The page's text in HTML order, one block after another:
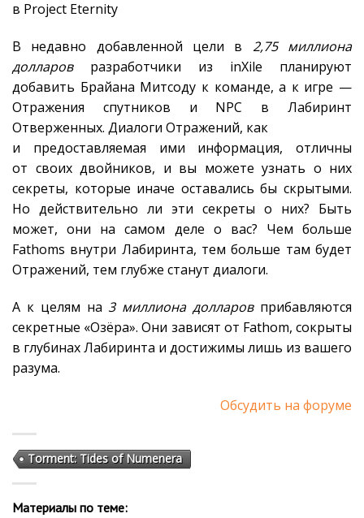
в Project Eternity
В недавно добавленной цели в 2,75 миллиона
долларовразработчики из inXile планируют
добавить Брайана Митсоду к команде, а к игре —
Отражения спутников и NPC в Лабиринт
Отверженных. Диалоги Отражений, как
и предоставляемая ими информация, отличны
от своих двойников, и вы можете узнать о них
секреты, которые иначе оставались бы скрытыми.
Но действительно ли эти секреты о них? Быть
может, они на самом деле о вас? Чем больше
Fathoms внутри Лабиринта, тем больше там будет
Отражений, тем глубже станут диалоги.
А к целям на 3 миллиона долларовприбавляются
секретные «Озёра». Они зависят от Fathom, сокрыты
в глубинах Лабиринта и достижимы лишь из вашего
разума.
Обсудить на форуме
Torment: Tides of Numenera
Материалы по теме: